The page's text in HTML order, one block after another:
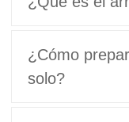
¿Cómo
solo?